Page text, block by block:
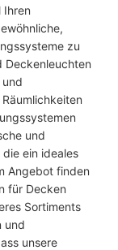
Ihren
zu
Deckenleuchten
und
ein ideales
Angebot finden
für Decken
Sortiments
und
unsere